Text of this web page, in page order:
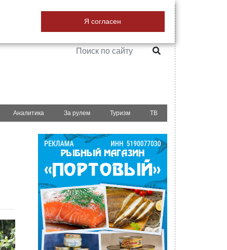
Я согласен
Аналитика За рулем Туризм ТВ